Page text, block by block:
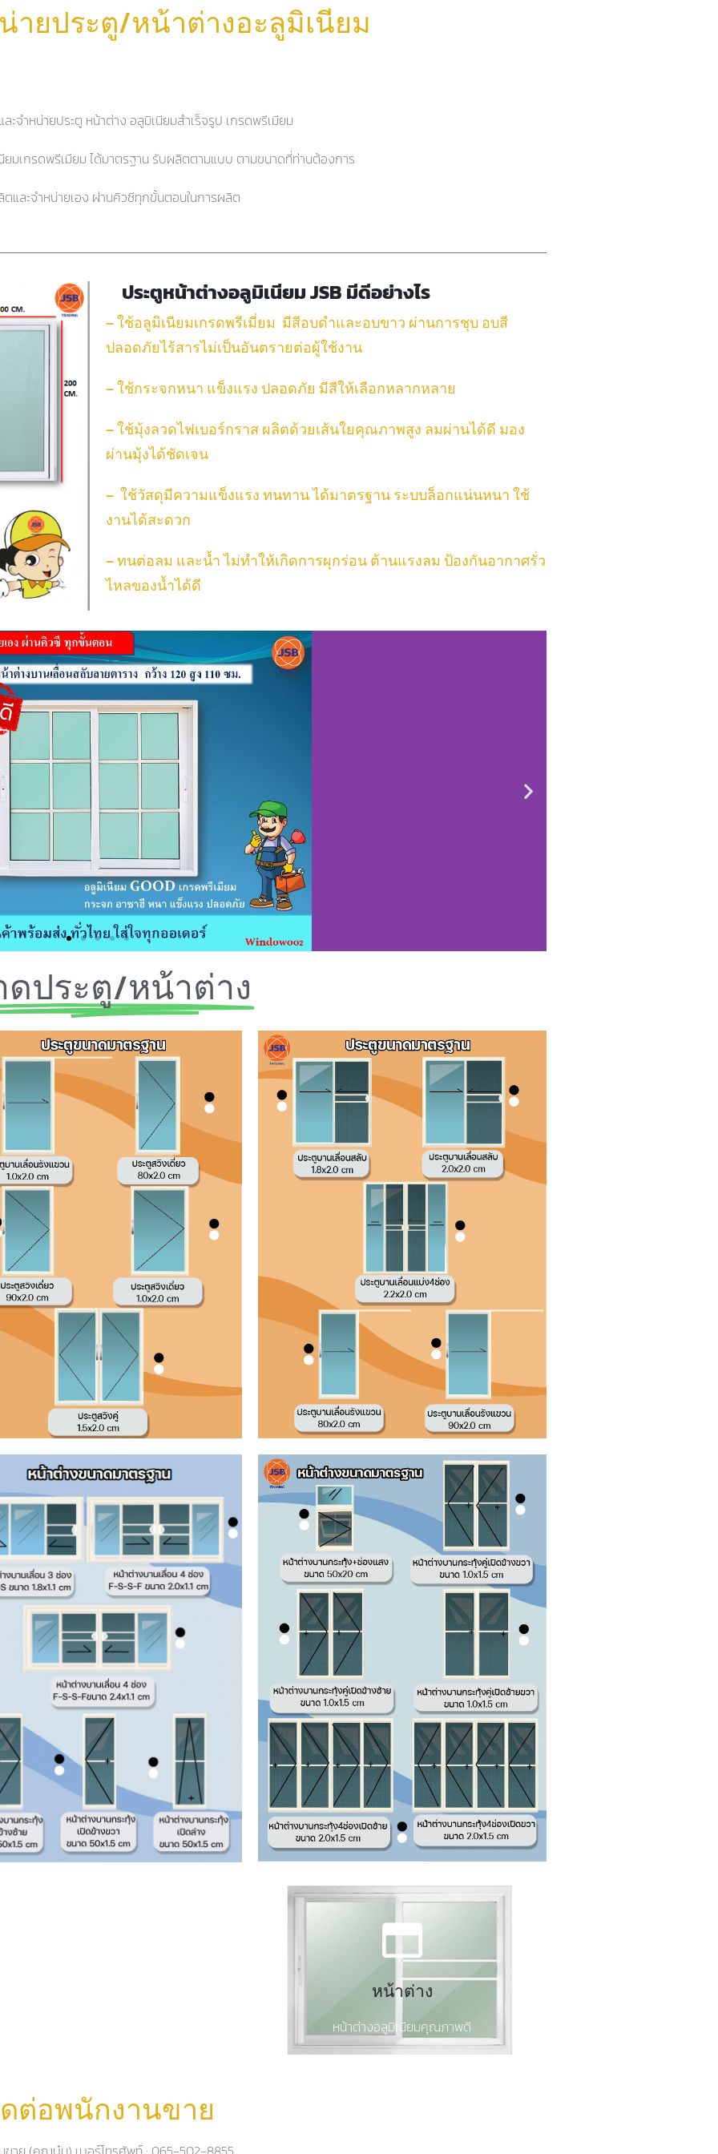
ายประตู/หน้าต่างอะลูมิเนียม
ละจำหน่ายประตู หน้าต่าง อลูมิเนียมสำเร็จรูป เกรดพรีเมียม
มเกรดพรีเมียม ได้มาตรฐาน รับผลิตตามแบบ ตามขนาดที่ท่านต้องการ
ตและจำหน่ายเอง ผ่านคิวซีทุกขั้นตอนในการผลิต
ประตูหน้าต่างอลูมิเนียม JSB มีดีอย่างไร
– ใช้อลูมิเนียมเกรดพรีเมี่ยม มีสีอบดำและอบขาว ผ่านการชุบ อบสี
ปลอดภัยไร้สารไม่เป็นอันตรายต่อผู้ใช้งาน
– ใช้กระจกหนา แข็งแรง ปลอดภัย มีสีให้เลือกหลากหลาย
– ใช้มุ้งลวดไฟเบอร์กราส ผลิตด้วยเส้นใยคุณภาพสูง ลมผ่านได้ดี มอง
ผ่านมุ้งได้ชัดเจน
– ใช้วัสดุมีความแข็งแรง ทนทาน ได้มาตรฐาน ระบบล็อกแน่นหนา ใช้
งานได้สะดวก
– ทนต่อลม และน้ำ ไม่ทำให้เกิดการผุกร่อน ต้านแรงลม ป้องกันอากาศรั่ว
ไหลของน้ำได้ดี
ประตู/หน้าต่าง
หน้าต่าง
หน้าต่างอลูมิเนียมคุณภาพดี
สั่งซื้อหน้าต่าง
Click Here
ต่อพนักงานขาย